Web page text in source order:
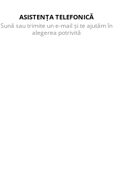
ASISTENȚA TELEFONICĂ
Sună sau trimite un e-mail și te ajutăm în
alegerea potrivită